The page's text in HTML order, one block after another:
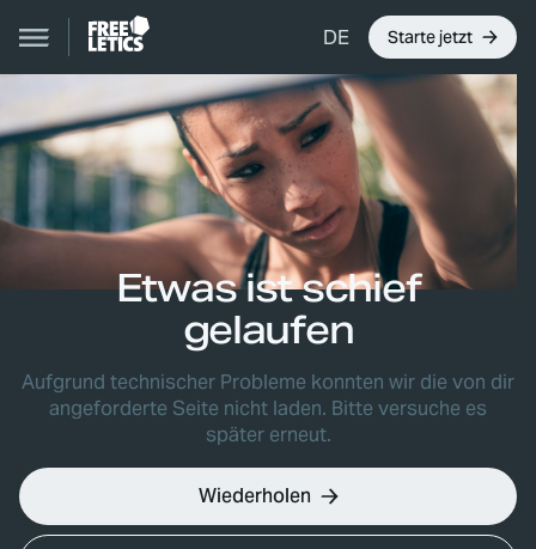
DE Starte jetzt
Etwas ist schief
gelaufen
Aufgrund technischer Probleme konnten wir die von dir
angeforderte Seite nicht laden. Bitte versuche es
später erneut.
Wiederholen